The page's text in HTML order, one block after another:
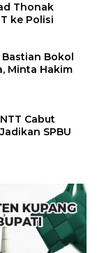
Thonak
ke Polisi
Bokol
Minta Hakim
Cabut
SPBU